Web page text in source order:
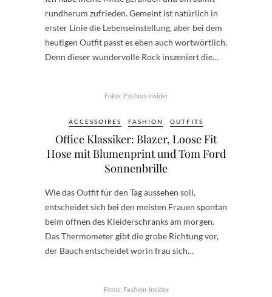
rundherum zufrieden. Gemeint ist natürlich in
erster Linie die Lebenseinstellung, aber bei dem
heutigen Outfit passt es eben auch wortwörtlich.
Denn dieser wundervolle Rock inszeniert die…
Fotos: Fashion Insider
ACCESSOIRES FASHION OUTFITS
Office Klassiker: Blazer, Loose Fit
Hose mit Blumenprint und Tom Ford
Sonnenbrille
Wie das Outfit für den Tag aussehen soll,
entscheidet sich bei den meisten Frauen spontan
beim öffnen des Kleiderschranks am morgen.
Das Thermometer gibt die grobe Richtung vor,
der Bauch entscheidet worin frau sich…
Fotos: Fashion-Insider